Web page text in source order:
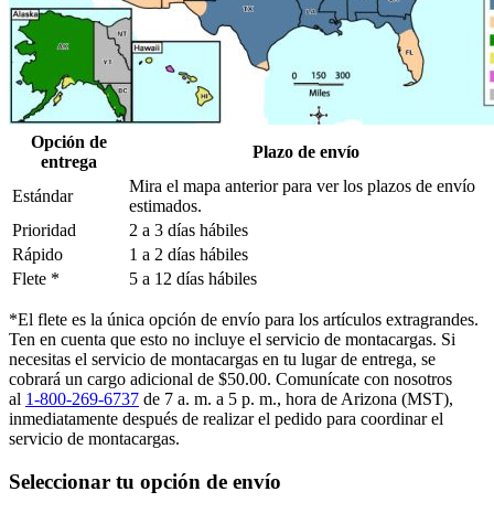
Opción de
entrega
Plazo de envío
Estándar
Mira el mapa anterior para ver los plazos de envío
estimados.
Prioridad
2 a 3 días hábiles
Rápido
1 a 2 días hábiles
Flete *
5 a 12 días hábiles
*El flete es la única opción de envío para los artículos extragrandes.
Ten en cuenta que esto no incluye el servicio de montacargas. Si
necesitas el servicio de montacargas en tu lugar de entrega, se
cobrará un cargo adicional de $50.00. Comunícate con nosotros
al 1-800-269-6737 de 7 a. m. a 5 p. m., hora de Arizona (MST),
inmediatamente después de realizar el pedido para coordinar el
servicio de montacargas.
Seleccionar tu opción de envío